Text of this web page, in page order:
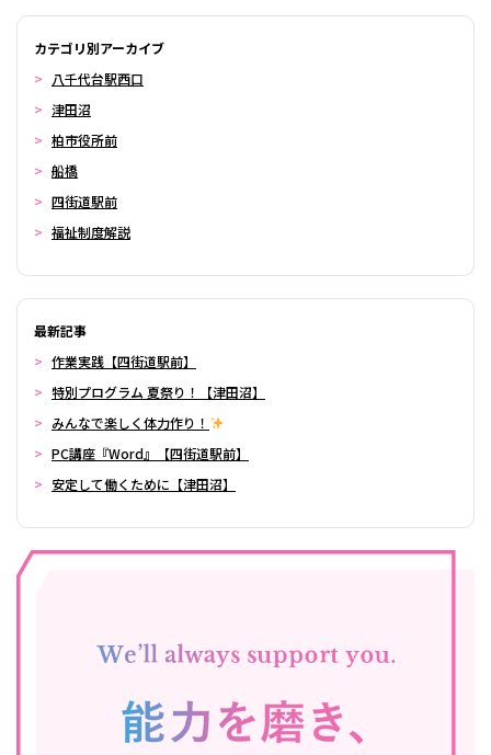
カテゴリ別アーカイブ
八千代台駅西口
津田沼
柏市役所前
船橋
四街道駅前
福祉制度解説
最新記事
作業実践【四街道駅前】
特別プログラム 夏祭り！【津田沼】
みんなで楽しく体力作り！
PC講座『Word』【四街道駅前】
安定して働くために【津田沼】